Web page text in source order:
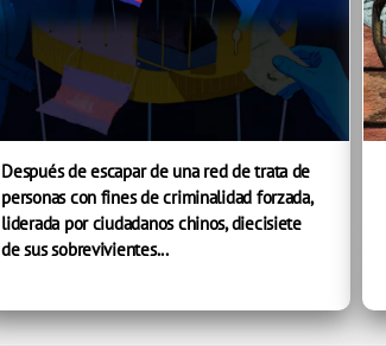
Después de escapar de una red de trata de
personas con fines de criminalidad forzada,
liderada por ciudadanos chinos, diecisiete
de sus sobrevivientes...